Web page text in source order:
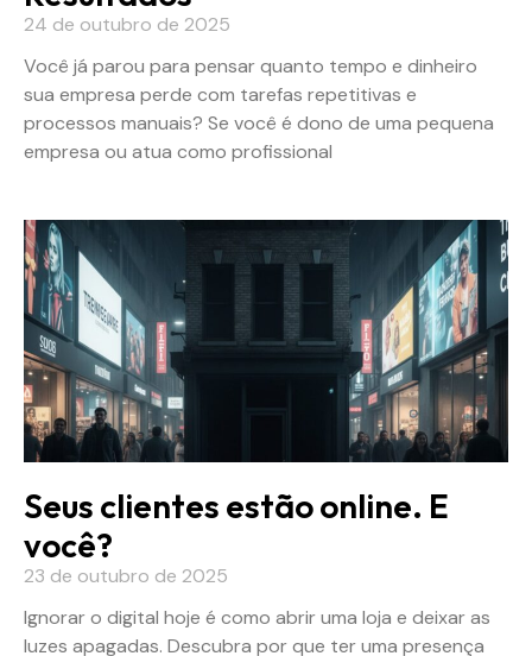
24 de outubro de 2025
Você já parou para pensar quanto tempo e dinheiro
sua empresa perde com tarefas repetitivas e
processos manuais? Se você é dono de uma pequena
empresa ou atua como profissional
Seus clientes estão online. E
você?
23 de outubro de 2025
Ignorar o digital hoje é como abrir uma loja e deixar as
luzes apagadas. Descubra por que ter uma presença